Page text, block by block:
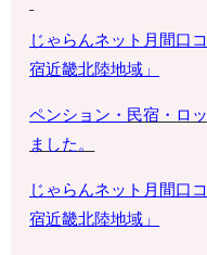
じゃらんネット月間口
宿近畿北陸地域 」
ペンション・ 民宿・ロ
ました。
じゃらんネット月間口
宿近畿北陸地域」